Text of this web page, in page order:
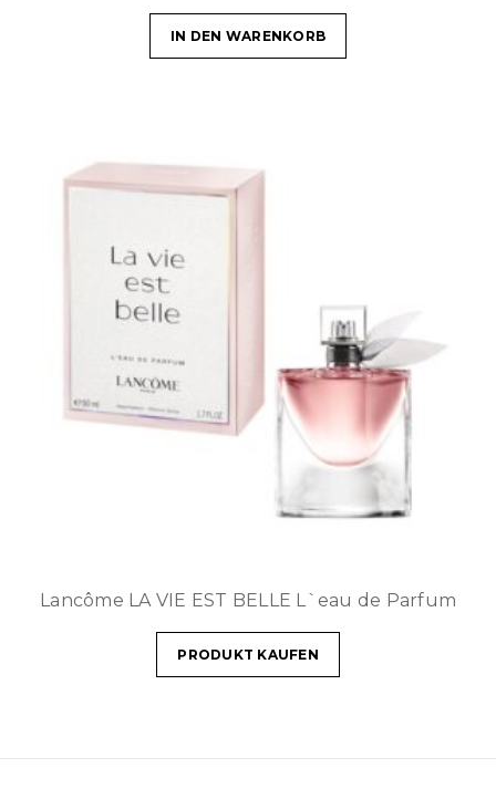
IN DEN WARENKORB
Lancôme LA VIE EST BELLE L`eau de Parfum
PRODUKT KAUFEN